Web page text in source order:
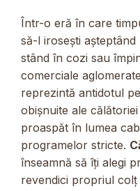
Într-o eră în care
să-l irosești
stând în cozi sau
comerciale
reprezintă antidotul
obișnuite ale
proaspăt în lumea
programelor stricte.
înseamnă să îți alegi
revendici propriul colț